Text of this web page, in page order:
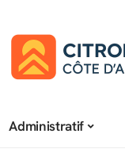
Administratif